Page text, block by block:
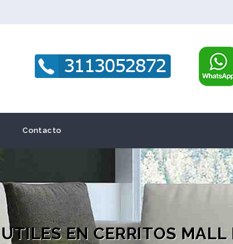
Contacto
EN CERRITOS MALL